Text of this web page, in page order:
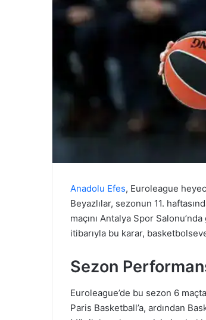
Anadolu Efes, Euroleague
Beyazlılar, sezonun 11.
maçını Antalya Spor
itibarıyla bu karar,
Sezon
Euroleague’de bu sezon 6
Paris Basketball’a, ardından